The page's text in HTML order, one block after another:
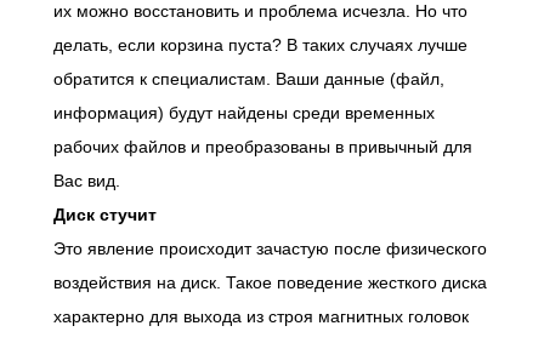
их можно восстановить и проблема исчезла. Но что
делать, если корзина пуста? В таких случаях лучше
обратится к специалистам. Ваши данные (файл,
информация) будут найдены среди временных
рабочих файлов и преобразованы в привычный для
Вас вид.
Диск стучит
Это явление происходит зачастую после физического
воздействия на диск. Такое поведение жесткого диска
характерно для выхода из строя магнитных головок